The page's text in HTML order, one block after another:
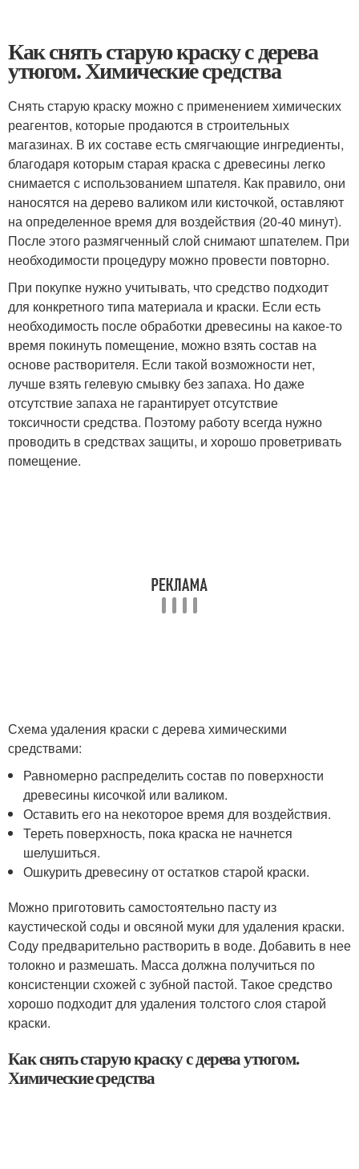
Как снять старую краску с дерева
утюгом. Химические средства
Снять старую краску можно с применением химических
реагентов, которые продаются в строительных
магазинах. В их составе есть смягчающие ингредиенты,
благодаря которым старая краска с древесины легко
снимается с использованием шпателя. Как правило, они
наносятся на дерево валиком или кисточкой, оставляют
на определенное время для воздействия (20-40 минут).
После этого размягченный слой снимают шпателем. При
необходимости процедуру можно провести повторно.
При покупке нужно учитывать, что средство подходит
для конкретного типа материала и краски. Если есть
необходимость после обработки древесины на какое-то
время покинуть помещение, можно взять состав на
основе растворителя. Если такой возможности нет,
лучше взять гелевую смывку без запаха. Но даже
отсутствие запаха не гарантирует отсутствие
токсичности средства. Поэтому работу всегда нужно
проводить в средствах защиты, и хорошо проветривать
помещение.
Схема удаления краски с дерева химическими
средствами:
Равномерно распределить состав по поверхности
древесины кисочкой или валиком.
Оставить его на некоторое время для воздействия.
Тереть поверхность, пока краска не начнется
шелушиться.
Ошкурить древесину от остатков старой краски.
Можно приготовить самостоятельно пасту из
каустической соды и овсяной муки для удаления краски.
Соду предварительно растворить в воде. Добавить в нее
толокно и размешать. Масса должна получиться по
консистенции схожей с зубной пастой. Такое средство
хорошо подходит для удаления толстого слоя старой
краски.
Как снять старую краску с дерева утюгом.
Химические средства